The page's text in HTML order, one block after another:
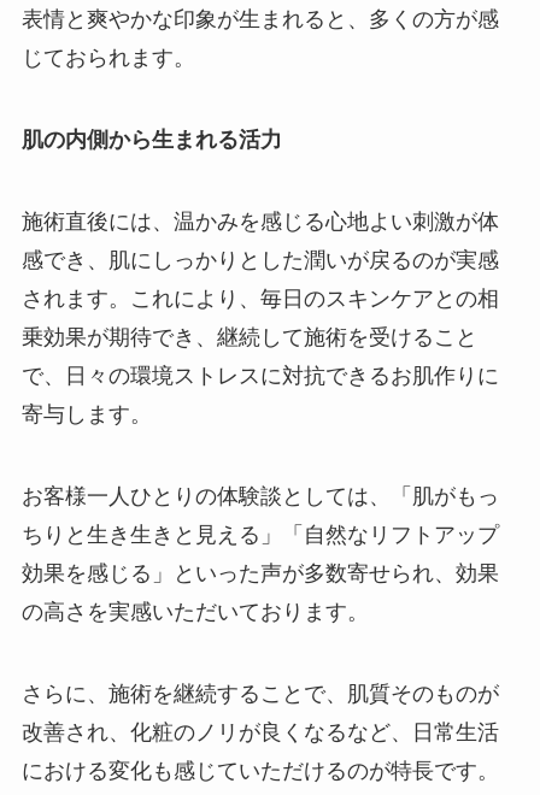
表情と爽やかな印象が生まれると、多くの方が感
じておられます。
肌の内側から生まれる活力
施術直後には、温かみを感じる心地よい刺激が体
感でき、肌にしっかりとした潤いが戻るのが実感
されます。これにより、毎日のスキンケアとの相
乗効果が期待でき、継続して施術を受けること
で、日々の環境ストレスに対抗できるお肌作りに
寄与します。
お客様一人ひとりの体験談としては、「肌がもっ
ちりと生き生きと見える」「自然なリフトアップ
効果を感じる」といった声が多数寄せられ、効果
の高さを実感いただいております。
さらに、施術を継続することで、肌質そのものが
改善され、化粧のノリが良くなるなど、日常生活
における変化も感じていただけるのが特長です。